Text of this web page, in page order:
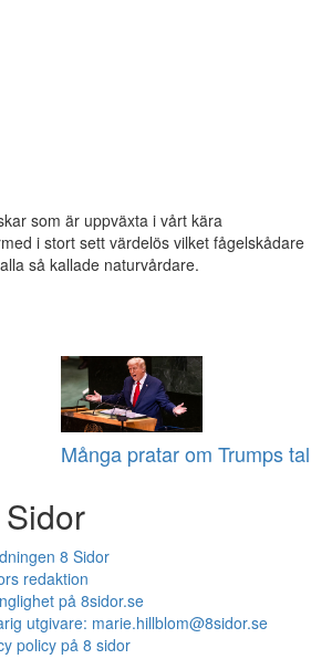
som är uppväxta i vårt kära
i stort sett värdelös vilket fågelskådare
så kallade naturvårdare.
Många pratar om Trumps tal
8 Sidor
redaktion
på 8sidor.se
utgivare: marie.hillblom@8sidor.se
policy på 8 sidor